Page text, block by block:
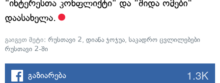
"ინტერესთა კონფლიქტი" და "შიდა ომები"
დაასახელა.
გაიგეთ მეტი: რუსთავი 2, დიანა ჯოჯუა, საკადრო ცვლილებები
რუსთავი 2-ში
გაზიარება 1.3K